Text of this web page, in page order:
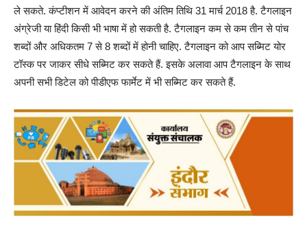
ले सकते. कंप्टीशन में आवेदन करने की अंतिम तिथि 31 मार्च 2018 है. टैगलाइन
अंग्रेजी या हिंदी किसी भी भाषा में हो सकती है. टैगलाइन कम से कम तीन से पांच
शब्दों और अधिकतम 7 से 8 शब्दों में होनी चाहिए. टैगलाइन को आप सब्मिट योर
टॉस्क पर जाकर सीधे सब्मिट कर सकते हैं. इसके अलावा आप टैगलाइन के साथ
अपनी सभी डिटेल को पीडीएफ फार्मेट में भी सब्मिट कर सकते हैं.